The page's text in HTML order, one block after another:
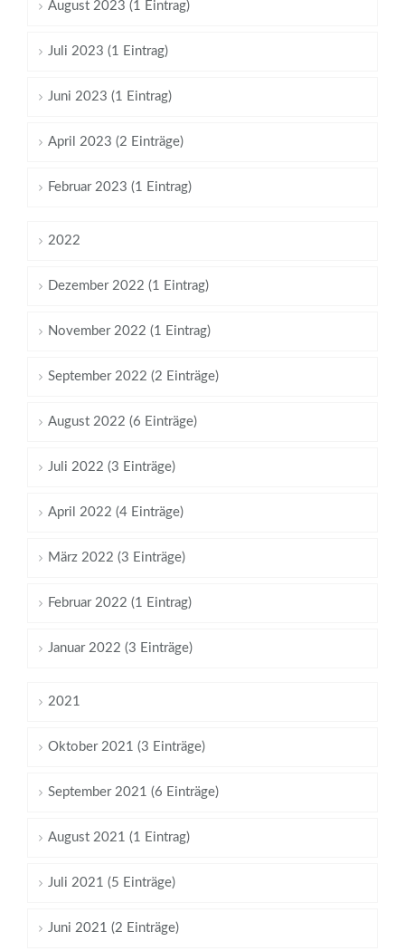
August 2023 (1 Eintrag)
Juli 2023 (1 Eintrag)
Juni 2023 (1 Eintrag)
April 2023 (2 Einträge)
Februar 2023 (1 Eintrag)
2022
Dezember 2022 (1 Eintrag)
November 2022 (1 Eintrag)
September 2022 (2 Einträge)
August 2022 (6 Einträge)
Juli 2022 (3 Einträge)
April 2022 (4 Einträge)
März 2022 (3 Einträge)
Februar 2022 (1 Eintrag)
Januar 2022 (3 Einträge)
2021
Oktober 2021 (3 Einträge)
September 2021 (6 Einträge)
August 2021 (1 Eintrag)
Juli 2021 (5 Einträge)
Juni 2021 (2 Einträge)